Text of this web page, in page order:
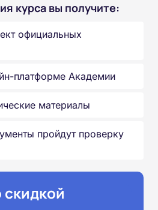
курса вы получите:
официальных
платформе Академии
материалы
пройдут проверку
скидкой